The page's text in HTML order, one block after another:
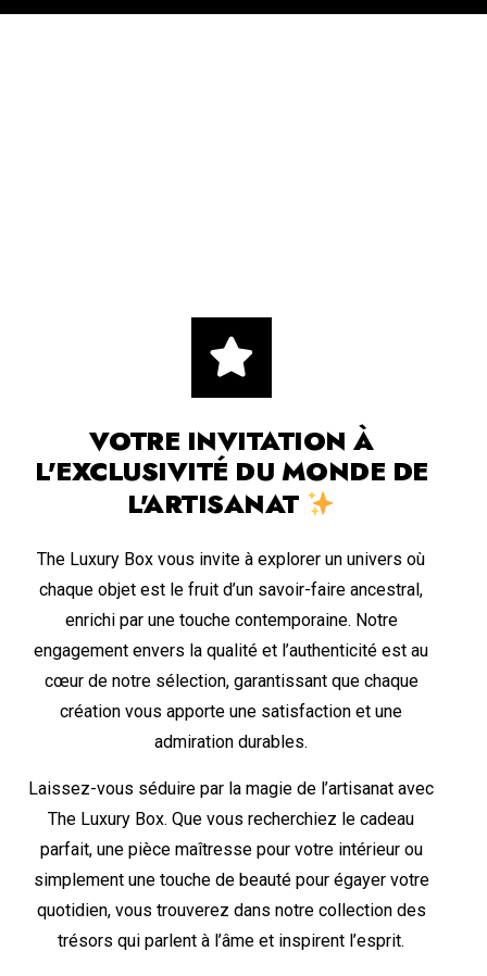
VOTRE INVITATION À
L'EXCLUSIVITÉ DU MONDE DE
L'ARTISANAT
The Luxury Box vous invite à explorer un univers où
chaque objet est le fruit d’un savoir-faire ancestral,
enrichi par une touche contemporaine. Notre
engagement envers la qualité et l’authenticité est au
cœur de notre sélection, garantissant que chaque
création vous apporte une satisfaction et une
admiration durables.
Laissez-vous séduire par la magie de l’artisanat avec
The Luxury Box. Que vous recherchiez le cadeau
parfait, une pièce maîtresse pour votre intérieur ou
simplement une touche de beauté pour égayer votre
quotidien, vous trouverez dans notre collection des
trésors qui parlent à l’âme et inspirent l’esprit.